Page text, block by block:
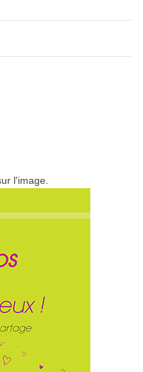
l'image.